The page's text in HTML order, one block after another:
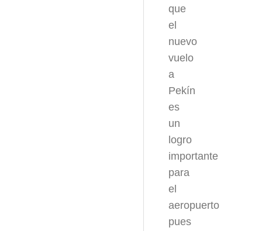
que
el
nuevo
vuelo
a
Pekín
es
un
logro
importante
para
el
aeropuerto
pues